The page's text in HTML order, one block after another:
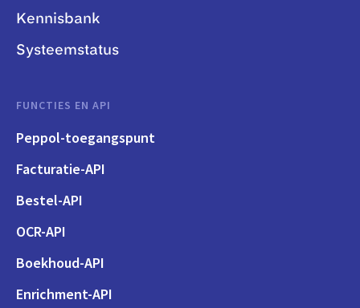
Kennisbank
Systeemstatus
FUNCTIES EN API
Peppol-toegangspunt
Facturatie-API
Bestel-API
OCR-API
Boekhoud-API
Enrichment-API